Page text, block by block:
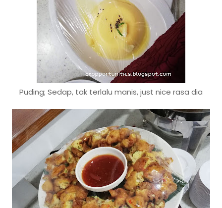
Puding; Sedap, tak terlalu manis, just nice rasa dia